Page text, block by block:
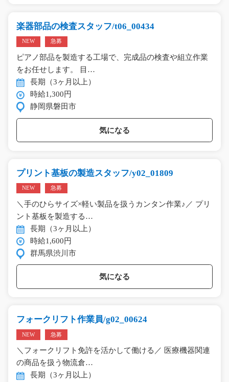
楽器部品の検査スタッフ/t06_00434
NEW 急募
ピアノ部品を製造する工場で、完成品の検査や組立作業
をお任せします。 目…
長期（3ヶ月以上）
時給1,300円
静岡県磐田市
気になる
プリント基板の製造スタッフ/y02_01809
NEW 急募
＼手のひらサイズ×軽い製品を扱うカンタン作業♪／ プリ
ント基板を製造する…
長期（3ヶ月以上）
時給1,600円
群馬県渋川市
気になる
フォークリフト作業員/g02_00624
NEW 急募
＼フォークリフト免許を活かして働ける／ 医療機器関連
の商品を扱う物流倉…
長期（3ヶ月以上）